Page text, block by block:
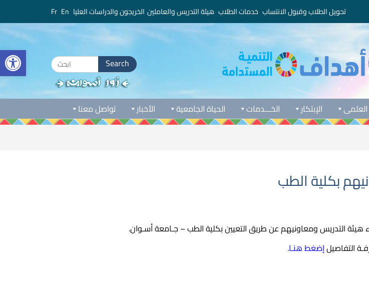
تحويل الطلاب وقبول الانتساب خدمات الطلاب هيئة التدريس والعاملين الخريجون والدراسات العليا
Search
for:
تواصل معنا الأخبار الحياة الجامعية الخـــدمات الإبتكار
بكلية الطب
التدريس ومعاونيهم عن طريق التعيين بكلية الطب – جـامعة أسـوان.
التفاصيلإضغط هنـا.